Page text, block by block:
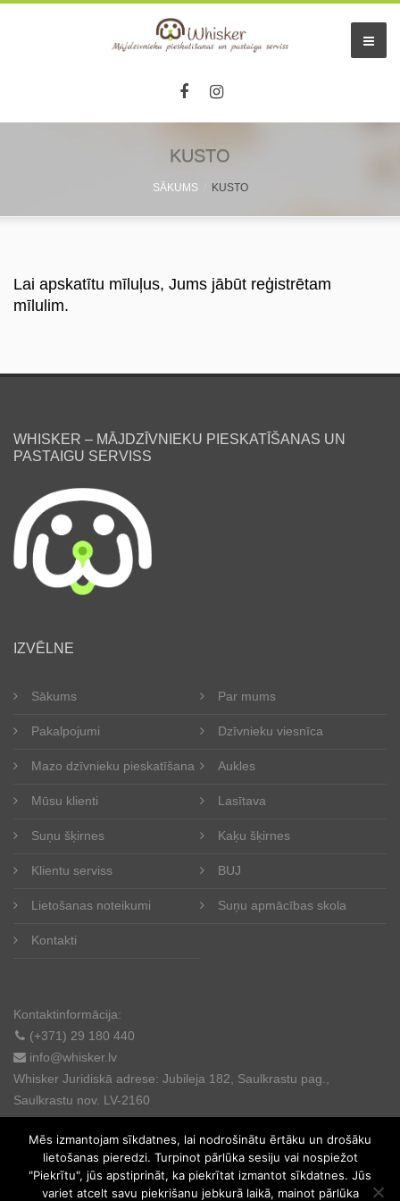
lv
KUSTO
SĀKUMS KUSTO
Lai apskatītu mīluļus, Jums jābūt reģistrētam
mīlulim.
WHISKER – MĀJDZĪVNIEKU PIESKATĪŠANAS UN
PASTAIGU SERVISS
IZVĒLNE
Sākums Par mums
Pakalpojumi Dzīvnieku viesnīca
Mazo dzīvnieku pieskatīšana Aukles
Mūsu klienti Lasītava
Suņu šķirnes Kaķu šķirnes
Klientu serviss BUJ
Lietošanas noteikumi Suņu apmācības skola
Kontakti
Kontaktinformācija:
(+371) 29 180 440
info@whisker.lv
Whisker Juridiskā adrese: Jubileja 182, Saulkrastu pag.,
Saulkrastu nov. LV-2160
Mēs izmantojam sīkdatnes, lai nodrošinātu ērtāku un drošāku
lietošanas pieredzi. Turpinot pārlūka sesiju vai nospiežot
"Piekrītu", jūs apstiprināt, ka piekrītat izmantot sīkdatnes. Jūs
variet atcelt savu piekrišanu jebkurā laikā, mainot pārlūka